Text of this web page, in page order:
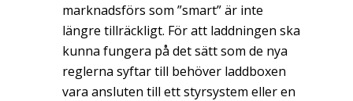
marknadsförs som ”smart” är inte
längre tillräckligt. För att laddningen ska
kunna fungera på det sätt som de nya
reglerna syftar till behöver laddboxen
vara ansluten till ett styrsystem eller en